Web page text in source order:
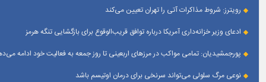
رویترز: شروط مذاکرات آتی را تهران تعیین می‌کند
ادعای وزیر خزانه‌داری آمریکا درباره توافق قریب‌الوقوع برای بازگشایی تنگه هرمز
پورجمشیدیان: تمامی مواکب در مرزهای اربعینی تا روز جمعه به فعالیت خود ادامه
نوعی مرگ سلولی می‌تواند سرنخی برای درمان اوتیسم باشد